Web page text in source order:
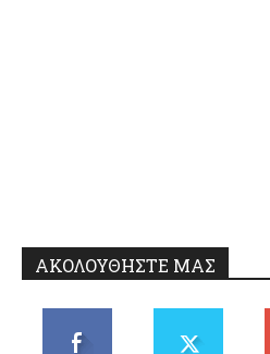
ΑΚΟΛΟΥΘΗΣΤΕ ΜΑΣ